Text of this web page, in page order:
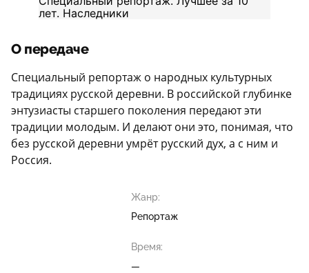
О передаче
Специальный репортаж о народных культурных
традициях русской деревни. В российской глубинке
энтузиасты старшего поколения передают эти
традиции молодым. И делают они это, понимая, что
без русской деревни умрёт русский дух, а с ним и
Россия.
Жанр:
Репортаж
Время:
—